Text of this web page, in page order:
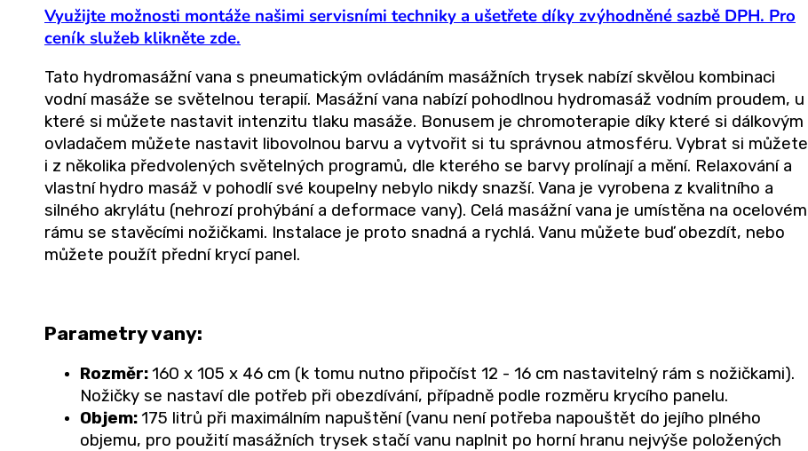
Využijte možnosti montáže našimi servisními techniky a ušetřete díky zvýhodněné sazbě DPH. Pro
ceník služeb klikněte zde.
Tato hydromasážní vana s pneumatickým ovládáním masážních trysek nabízí skvělou kombinaci
vodní masáže se světelnou terapií. Masážní vana nabízí pohodlnou hydromasáž vodním proudem, u
které si můžete nastavit intenzitu tlaku masáže. Bonusem je chromoterapie díky které si dálkovým
ovladačem můžete nastavit libovolnou barvu a vytvořit si tu správnou atmosféru. Vybrat si můžete
i z několika předvolených světelných programů, dle kterého se barvy prolínají a mění. Relaxování a
vlastní hydro masáž v pohodlí své koupelny nebylo nikdy snazší. Vana je vyrobena z kvalitního a
silného akrylátu (nehrozí prohýbání a deformace vany). Celá masážní vana je umístěna na ocelovém
rámu se stavěcími nožičkami. Instalace je proto snadná a rychlá. Vanu můžete buď obezdít, nebo
můžete použít přední krycí panel.
Parametry vany:
Rozměr:160 x 105 x 46 cm (k tomu nutno připočíst 12 - 16 cm nastavitelný rám s nožičkami).
Nožičky se nastaví dle potřeb při obezdívání, případně podle rozměru krycího panelu.
Objem:175 litrů při maximálním napuštění (vanu není potřeba napouštět do jejího plného
objemu, pro použití masážních trysek stačí vanu naplnit po horní hranu nejvýše položených